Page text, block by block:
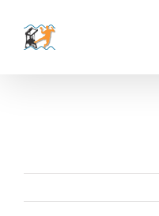
Inhalt
springen